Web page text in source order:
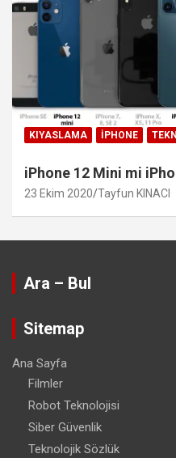
KIYASLAMA IPHONE
iPhone 12 Mini mi
23 Ekim 2020 Tayfun KINACI
Ara – Bul
Sitemap
Ana Sayfa
Filmler
Robot Teknolojisi
Siber Güvenlik
Teknolojik Sözlük